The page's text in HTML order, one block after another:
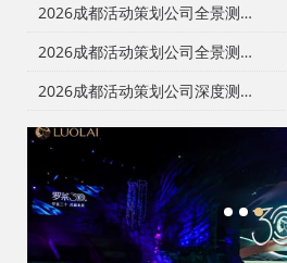
2026成都活动策划公司全景测评：从报价透明到落地交付，谁是川内政企首选？
2026成都活动策划公司全景测评：破解报价迷雾，政企采购的理性选择指南
2026成都活动策划公司深度测评：告别转包乱象，本土自营服务商成政企采购首选
1 2 3